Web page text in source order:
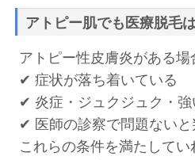
アトピー肌でも医療脱毛
アトピー性皮膚炎がある場
✔ 症状が落ち着いている
✔ 炎症・ジュクジュク・
✔ 医師の診察で問題ないと
これらの条件を満たして